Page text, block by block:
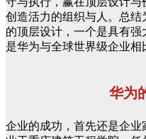
创造活力的组织与人。总
的顶层设计，一个是具有
是华为与全球世界级企业相
华为
企业的成功，首先还是企